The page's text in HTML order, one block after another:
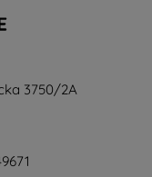
3750/2A